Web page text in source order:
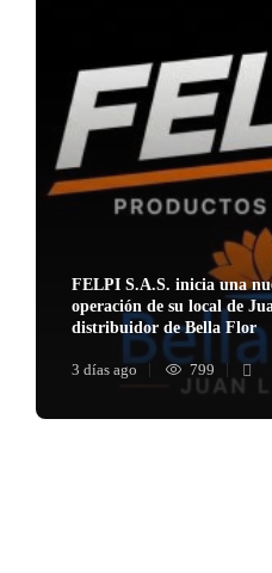
FELPI S.A.S. inicia una
operación de su local de
distribuidor de Bella Flor
3 días ago 799